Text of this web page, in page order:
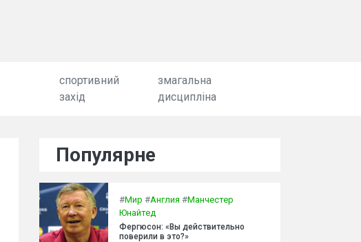
спортивний
захід
змагальна
дисципліна
Популярне
#Мир #Англия #Манчестер
Юнайтед
Фергюсон: «Вы действительно
поверили в это?»